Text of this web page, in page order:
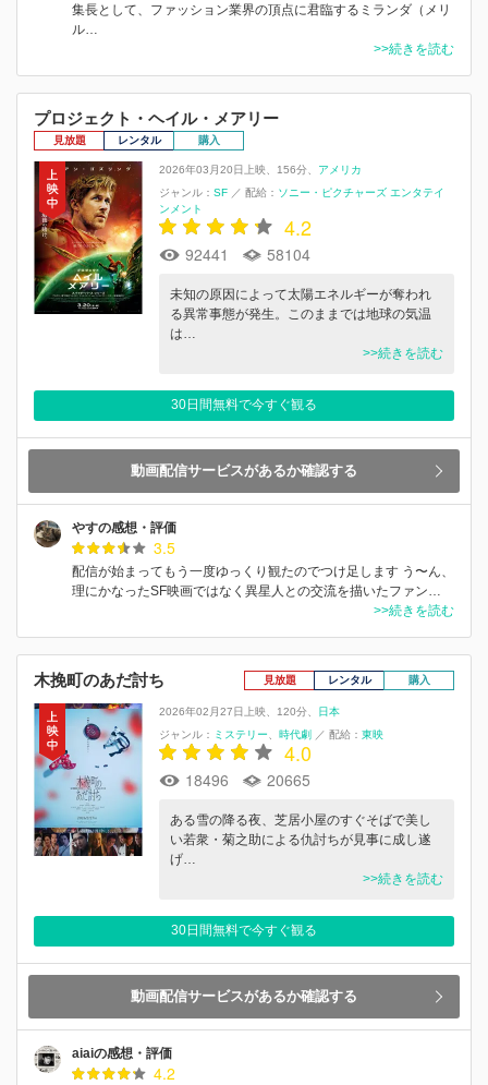
集長として、ファッション業界の頂点に君臨するミランダ（メリ
ル…
>>続きを読む
プロジェクト・ヘイル・メアリー
見放題 レンタル 購入
2026年03月20日上映 156分
アメリカ
ジャンル： SF ／ 配給： ソニー・ピクチャーズ エンタテイ
ンメント
4.2
92441 58104
未知の原因によって太陽エネルギーが奪われ
る異常事態が発生。このままでは地球の気温
は…
>>続きを読む
30日間無料で今すぐ観る
動画配信サービスがあるか確認する
やすの感想・評価
3.5
配信が始まってもう一度ゆっくり観たのでつけ足します う〜ん、
理にかなったSF映画ではなく異星人との交流を描いたファン…
>>続きを読む
木挽町のあだ討ち 見放題 レンタル 購入
2026年02月27日上映 120分
日本
ジャンル： ミステリー 時代劇 ／ 配給： 東映
4.0
18496 20665
ある雪の降る夜、芝居⼩屋のすぐそばで美し
い若衆・菊之助による仇討ちが⾒事に成し遂
げ…
>>続きを読む
30日間無料で今すぐ観る
動画配信サービスがあるか確認する
aiaiの感想・評価
4.2